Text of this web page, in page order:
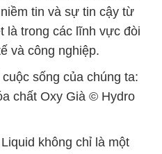
tin và sự tin cậy từ
là trong các lĩnh vực đòi
và công nghiệp.
sống của chúng ta:
chất Oxy Già © Hydro
không chỉ là một